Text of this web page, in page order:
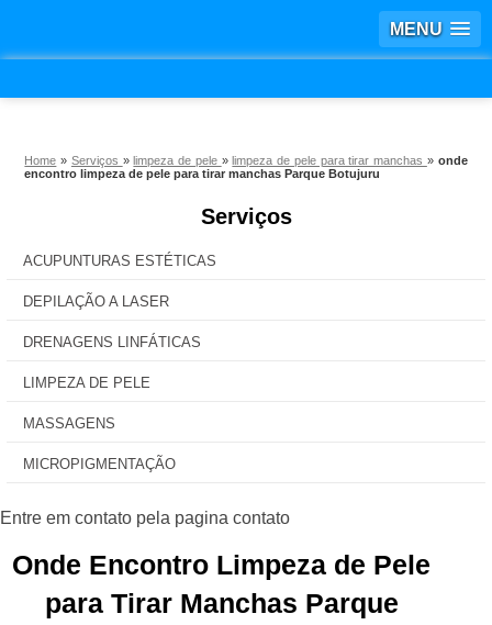
MENU
Home » Serviços »limpeza de pele »limpeza de pele para tirar manchas » onde
encontro limpeza de pele para tirar manchas Parque Botujuru
Serviços
ACUPUNTURAS ESTÉTICAS
DEPILAÇÃO A LASER
DRENAGENS LINFÁTICAS
LIMPEZA DE PELE
MASSAGENS
MICROPIGMENTAÇÃO
Onde Encontro Limpeza de Pele
para Tirar Manchas Parque